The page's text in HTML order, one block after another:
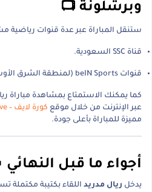
وبرشلونة 📺
ستنقل المباراة عبر عدة قنوات رياضية
قناة SSC السعودية.
قنوات beIN Sports (لمنطقة الشرق الأوسط وشمال أفريقيا).
كما يمكنك الاستمتاع بمشاهدة مباراة
عبر الإنترنت من خلال موقع كورة لايف – koora live
مميزة للمباراة بأعلى جودة.
أجواء ما قبل النهائي
يدخل ريال مدريد اللقاء بكتيبة مكتملة